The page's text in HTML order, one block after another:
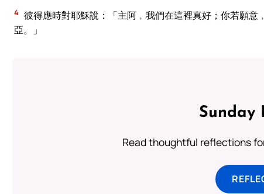
4 彼得應時對耶穌說：「主阿﹐我們在這裡真好；你若願
亞。」
Sunday
Read thoughtful reflections